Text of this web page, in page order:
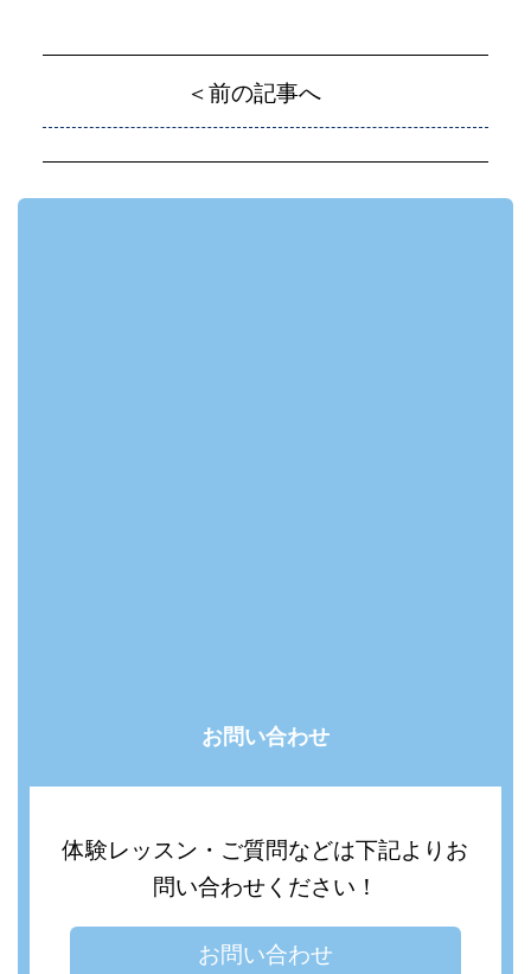
＜前の記事へ
お問い合わせ
体験レッスン・ご質問などは下記よりお
問い合わせください！
お問い合わせ